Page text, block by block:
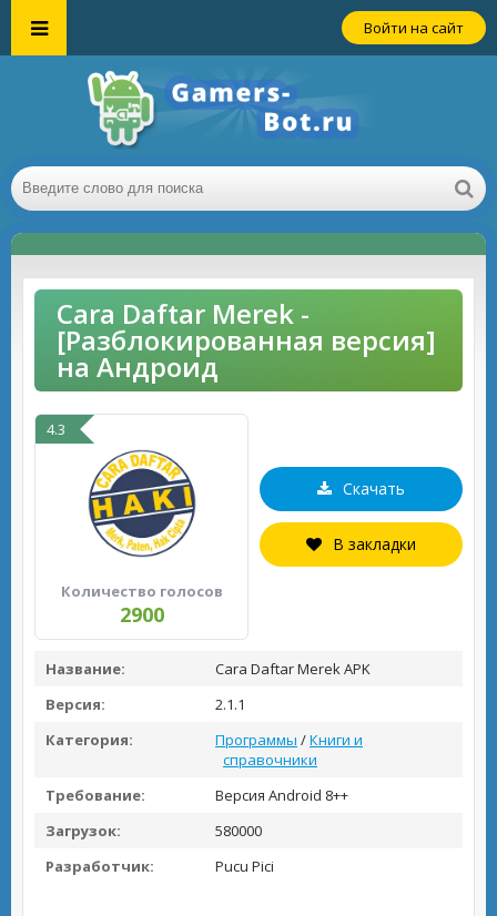
Войти на сайт
Cara Daftar Merek -
[Разблокированная версия]
на Андроид
4.3
Количество голосов
2900
Скачать
В закладки
Название:
Cara Daftar Merek APK
Версия:
2.1.1
Категория:
Программы /Книги и
справочники
Требование:
Версия Android 8++
Загрузок:
580000
Разработчик:
Pucu Pici